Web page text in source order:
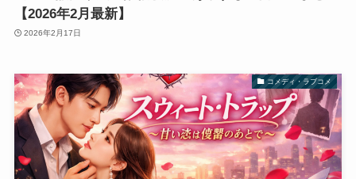
【2026年2月最新】
2026年2月17日
コメディ・ラブコメ